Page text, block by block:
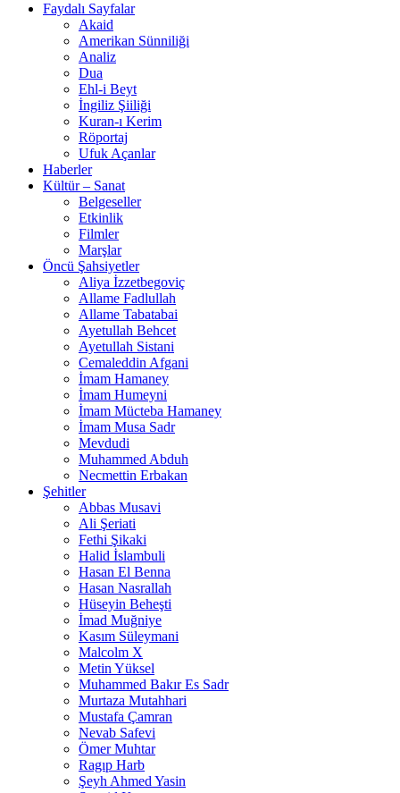
Faydalı Sayfalar
Akaid
Amerikan Sünniliği
Analiz
Dua
Ehl-i Beyt
İngiliz Şiiliği
Kuran-ı Kerim
Röportaj
Ufuk Açanlar
Haberler
Kültür – Sanat
Belgeseller
Etkinlik
Filmler
Marşlar
Öncü Şahsiyetler
Aliya İzzetbegoviç
Allame Fadlullah
Allame Tabatabai
Ayetullah Behcet
Ayetullah Sistani
Cemaleddin Afgani
İmam Hamaney
İmam Humeyni
İmam Mücteba Hamaney
İmam Musa Sadr
Mevdudi
Muhammed Abduh
Necmettin Erbakan
Şehitler
Abbas Musavi
Ali Şeriati
Fethi Şikaki
Halid İslambuli
Hasan El Benna
Hasan Nasrallah
Hüseyin Beheşti
İmad Muğniye
Kasım Süleymani
Malcolm X
Metin Yüksel
Muhammed Bakır Es Sadr
Murtaza Mutahhari
Mustafa Çamran
Nevab Safevi
Ömer Muhtar
Ragıp Harb
Şeyh Ahmed Yasin